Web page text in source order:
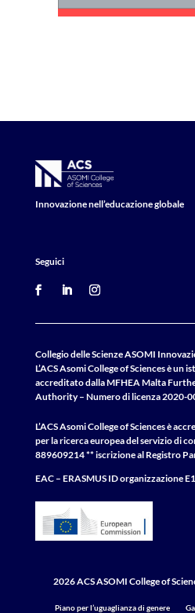
Innovazione nell’educazione globale
Seguici
Collegio delle Scienze ASOMI
L’ACS Asomi College of Sciences è
accreditato dalla MFHEA Malta
Authority – Numero di licenza 2020-
L’ACS Asomi College of Sciences è
per la ricerca europea del servizio di
889609214 ** iscrizione al Registro
EAC – ERASMUS IDorganizzazione
2026 ACS ASOMI College of
Piano per l’uguaglianza di genere